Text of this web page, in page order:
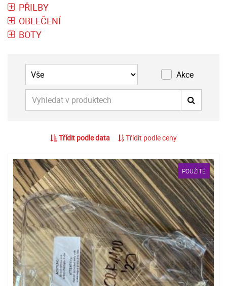
PŘILBY
OBLEČENÍ
BOTY
Akce
Třídit podle data Třídit podle ceny
POUŽITÉ